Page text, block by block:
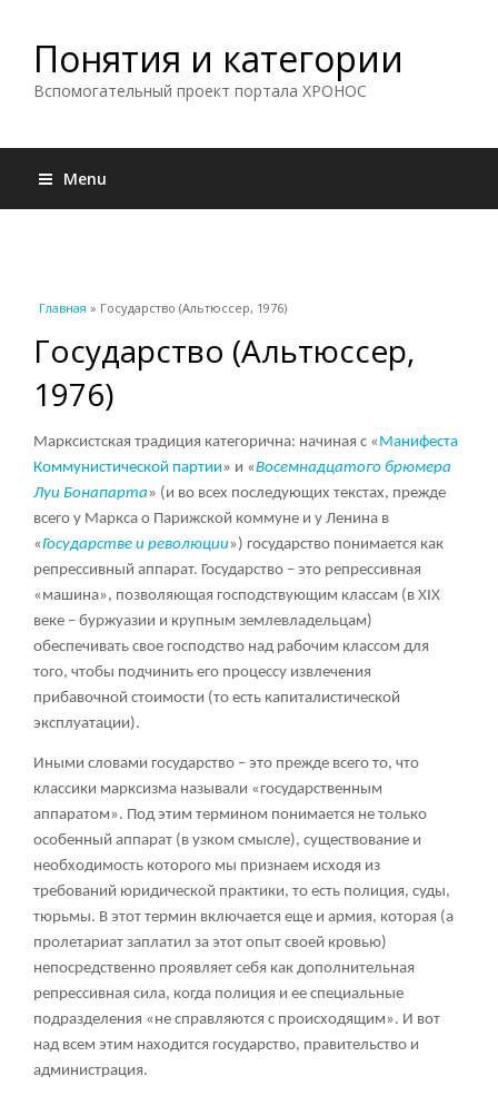
Понятия и категории
Вспомогательный проект портала ХРОНОС
Menu
Вы здесь
Главная » Государство (Альтюссер, 1976)
Государство (Альтюссер,
1976)
Марксистская традиция категорична: начиная с «Манифеста
Коммунистической партии» и «Восемнадцатого брюмера
Луи Бонапарта» (и во всех последующих текстах, прежде
всего у Маркса о Парижской коммуне и у Ленина в
«Государстве и революции») государство понимается как
репрессивный аппарат. Государство – это репрессивная
«машина», позволяющая господствующим классам (в XIX
веке – буржуазии и крупным землевладельцам)
обеспечивать свое господство над рабочим классом для
того, чтобы подчинить его процессу извлечения
прибавочной стоимости (то есть капиталистической
эксплуатации).
Иными словами государство – это прежде всего то, что
классики марксизма называли «государственным
аппаратом». Под этим термином понимается не только
особенный аппарат (в узком смысле), существование и
необходимость которого мы признаем исходя из
требований юридической практики, то есть полиция, суды,
тюрьмы. В этот термин включается еще и армия, которая (а
пролетариат заплатил за этот опыт своей кровью)
непосредственно проявляет себя как дополнительная
репрессивная сила, когда полиция и ее специальные
подразделения «не справляются с происходящим». И вот
над всем этим находится государство, правительство и
администрация.